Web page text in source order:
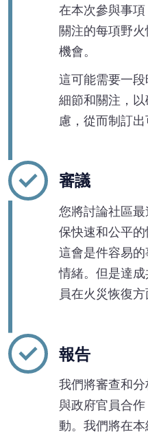
在本次參與事
關注的每項野
機會。
這可能需要一
細節和關注，
慮，從而制訂出
審議
您將討論社區
保快速和公平
這會是件容易
情緒。但是達
員在火災恢復方
報告
我們將審查和
與政府官員合
動。我們將在